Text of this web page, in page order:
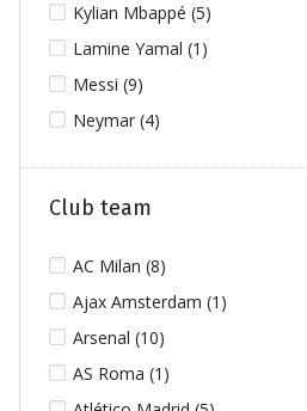
FC Barcelona (10)
France (5)
Germany (11)
Greece (2)
Inter (18)
Inter Miami (1)
Jamaica (3)
Jude Bellingham (4)
Juventus (18)
Kylian Mbappe (5)
Kylian Mbappé (5)
Lamine Yamal (1)
Messi (9)
Neymar (4)
Club team
AC Milan (8)
Ajax Amsterdam (1)
Arsenal (10)
AS Roma (1)